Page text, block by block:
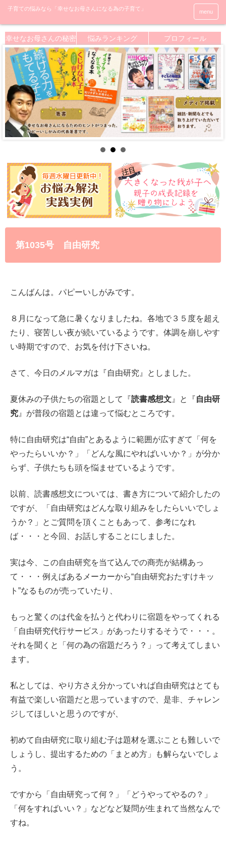
menu
幸せなお母さんの秘密 悩みランキング プロフィール
第1035号 自由研究
こんばんは。パピーいしがみです。
８月になって急に暑くなりましたね。各地で３５度を超え
たり、寝苦しい夜が続いているようです。体調を崩しやす
い時期ですので、お気を付け下さいね。
さて、今日のメルマガは『自由研究』としました。
夏休みの子供たちの宿題として『読書感想文 』と『自由研
究 』が普段の宿題とは違って悩むところです。
特に自由研究は“自由”とあるように範囲が広すぎて「何を
やったらいいか？」「どんな風にやればいいか？」が分か
らず、子供たちも頭を悩ませているようです。
以前、読書感想文については、書き方について紹介したの
ですが、「自由研究はどんな取り組みをしたらいいでしょ
うか？」とご質問を頂くこともあって、参考になれ
ば・・・と今回、お話しすることにしました。
実は今、この自由研究を当て込んでの商売が結構あっ
て・・・例えばあるメーカーから“自由研究おたすけキッ
ト”なるものが売っていたり、
もっと驚くのは代金を払うと代わりに宿題をやってくれる
「自由研究代行サービス」があったりするそうで・・・。
それを聞くと「何の為の宿題だろう？」って考えてしまい
ます。
私としては、やり方さえ分かっていれば自由研究はとても
有益で楽しい宿題だと思っていますので、是非、チャレン
ジしてほしいと思うのですが、
初めて自由研究に取り組む子は題材を選ぶことも難しいで
しょうし、提出するための「まとめ方」も解らないでしょ
う。
ですから「自由研究って何？」「どうやってやるの？」
「何をすればいい？」などなど疑問が生まれて当然なんで
すね。